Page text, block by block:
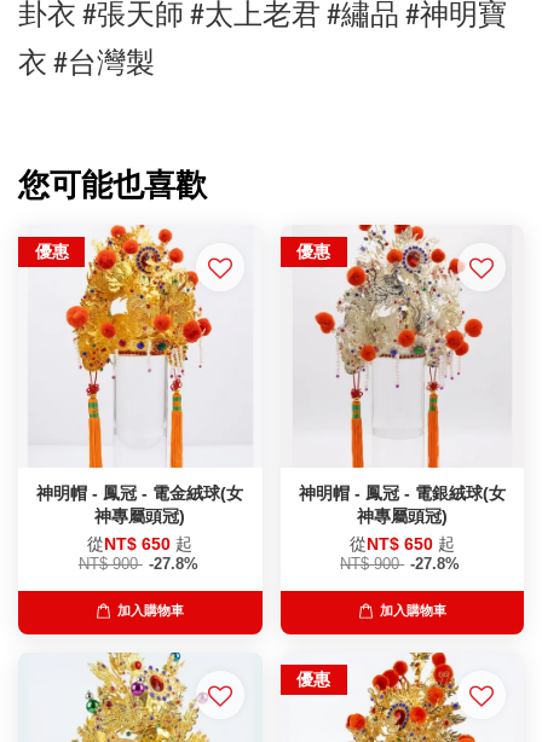
卦衣 #張天師 #太上老君 #繡品 #神明寶
衣 #台灣製
您可能也喜歡
優惠
神明帽 - 鳳冠 - 電金絨球(女
神專屬頭冠)
從NT$ 650 起
NT$ 900 -27.8%
加入購物車
優惠
神明帽 - 鳳冠 - 電銀絨球(女
神專屬頭冠)
從NT$ 650 起
NT$ 900 -27.8%
加入購物車
優惠